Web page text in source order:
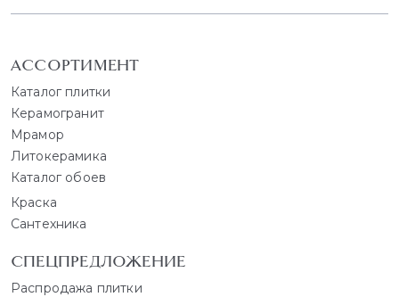
АССОРТИМЕНТ
Каталог плитки
Керамогранит
Мрамор
Литокерамика
Каталог обоев
Краска
Сантехника
СПЕЦПРЕДЛОЖЕНИЕ
Распродажа плитки